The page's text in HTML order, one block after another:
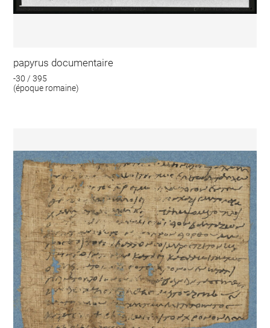
papyrus documentaire
-30 / 395
(époque romaine)